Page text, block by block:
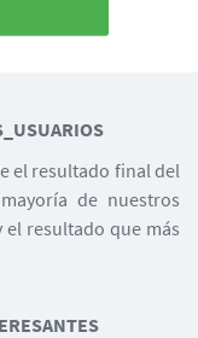
32
Carmona
Jesús Navas
el resultado final del
de nuestros
el resultado que más